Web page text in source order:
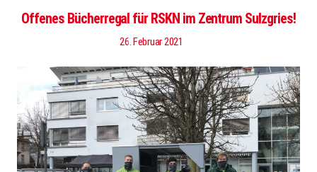
Offenes Bücherregal für RSKN im Zentrum Sulzgries!
26. Februar 2021